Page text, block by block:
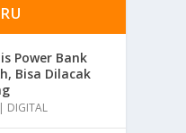
Power Bank
Bisa Dilacak
| DIGITAL